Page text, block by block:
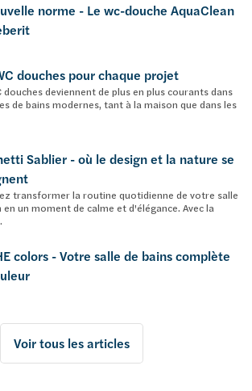
norme - Le wc-douche AquaClean
douches pour chaque projet
douches deviennent de plus en plus courants dans
de bains modernes, tant à la maison que dans les
Sablier - où le design et la nature se
transformer la routine quotidienne de votre salle
en un moment de calme et d'élégance. Avec la
colors - Votre salle de bains complète
Voir tous les articles